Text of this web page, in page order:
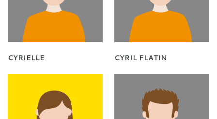
CYRIELLE CYRIL FLATIN